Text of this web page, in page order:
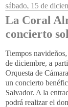
sábado, 15 de
La Coral
concierto
Tiempos
de diciembre, a
Orquesta de
un concierto
Salvador. A la
podrá realizar el